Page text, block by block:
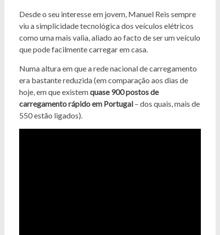
Desde o seu interesse em jovem, Manuel Reis sempre
viu a simplicidade tecnológica dos veículos elétricos
como uma mais valia, aliado ao facto de ser um veículo
que pode facilmente carregar em casa.
Numa altura em que a rede nacional de carregamento
era bastante reduzida (em comparação aos dias de
hoje, em que existemquase 900 postos de
carregamento rápido em Portugal – dos quais, mais de
550 estão ligados).